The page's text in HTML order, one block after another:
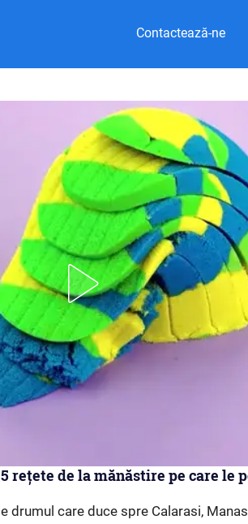
Contactează-ne
rețete de la mănăstire pe care le
drumul care duce spre Calarasi,